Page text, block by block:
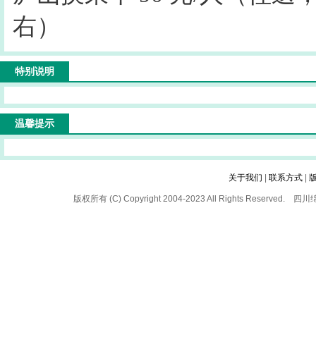
右）
特别说明
温馨提示
关于我们 联系方式|
版权所有 (C) Copyright 2004-2023 All Rights Reserved. 四